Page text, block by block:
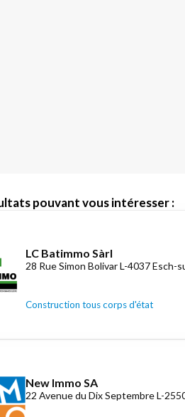
pouvant vous intéresser :
LC Batimmo Sàrl
28 Rue Simon Bolivar L-4037 Esch-
Construction tous corps d'état
New Immo SA
22 Avenue du Dix Septembre L-